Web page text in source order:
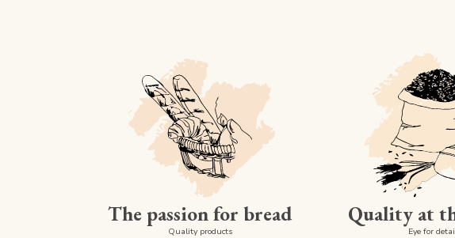
The passion for bread
Quality products
Quality at
Eye for